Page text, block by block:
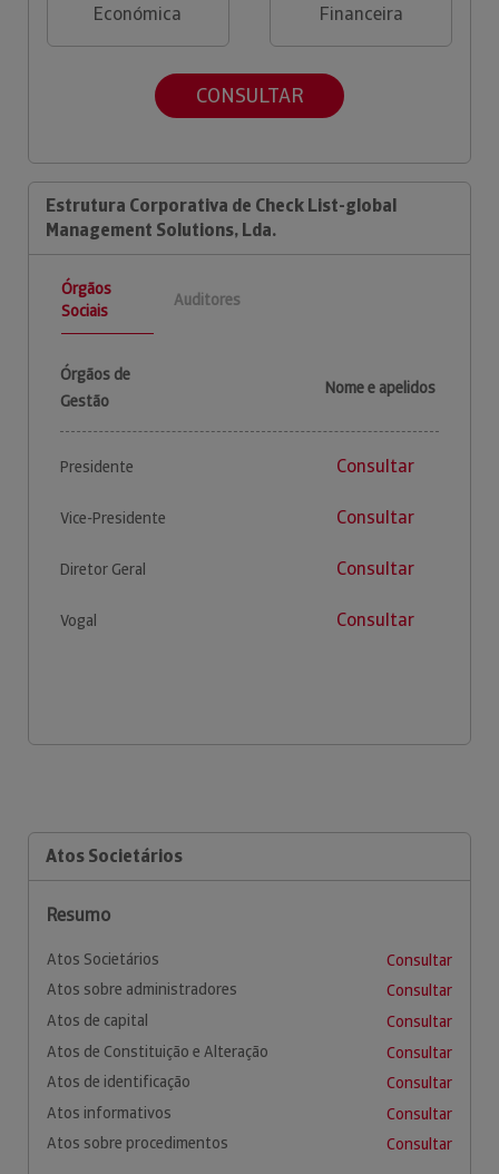
Económica
Financeira
CONSULTAR
Estrutura Corporativa de Check List-global
Management Solutions, Lda.
Órgãos
Sociais
Auditores
Órgãos de
Gestão
Nome e apelidos
Presidente Consultar
Vice-Presidente Consultar
Diretor Geral Consultar
Vogal Consultar
Atos Societários
Resumo
Atos Societários
Consultar
Atos sobre administradores
Consultar
Atos de capital
Consultar
Atos de Constituição e Alteração
Consultar
Atos de identificação
Consultar
Atos informativos
Consultar
Atos sobre procedimentos
Consultar